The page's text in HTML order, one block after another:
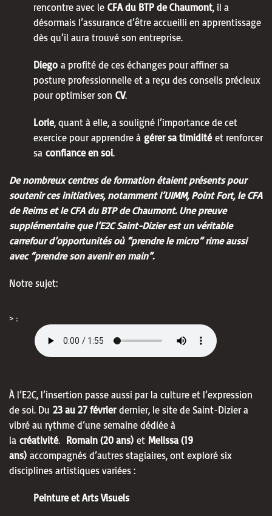
rencontre avec le CFA du BTP de Chaumont, il a
désormais l’assurance d’être accueilli en apprentissage
dès qu’il aura trouvé son entreprise.
Diego a profité de ces échanges pour affiner sa
posture professionnelle et a reçu des conseils précieux
pour optimiser son CV.
Lorie, quant à elle, a souligné l’importance de cet
exercice pour apprendre à gérer sa timidité et renforcer
sa confiance en soi.
De nombreux centres de formation étaient présents pour
soutenir ces initiatives, notamment l’UIMM, Point Fort, le CFA
de Reims et le CFA du BTP de Chaumont. Une preuve
supplémentaire que l’E2C Saint-Dizier est un véritable
carrefour d’opportunités où “prendre le micro” rime aussi
avec “prendre son avenir en main”.
Notre sujet:
> :
À l’E2C, l’insertion passe aussi par la culture et l’expression
de soi. Du 23 au 27 février dernier, le site de Saint-Dizier a
vibré au rythme d’une semaine dédiée à
la créativité. Romain (20 ans) et Melissa (19
ans) accompagnés d’autres stagiaires, ont exploré six
disciplines artistiques variées :
Peinture et Arts Visuels